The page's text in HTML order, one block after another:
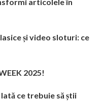
articolele în
și video sloturi: ce
2025!
ce trebuie să știi